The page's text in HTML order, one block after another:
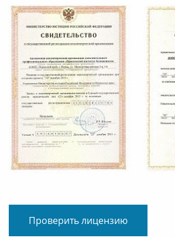
Проверить лицензию